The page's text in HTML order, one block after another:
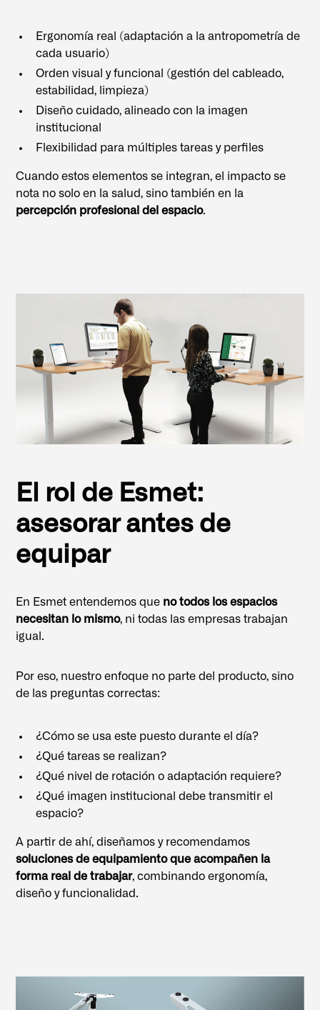
Ergonomía real (adaptación a la antropometría de
cada usuario)
Orden visual y funcional (gestión del cableado,
estabilidad, limpieza)
Diseño cuidado, alineado con la imagen
institucional
Flexibilidad para múltiples tareas y perfiles
Cuando estos elementos se integran, el impacto se
nota no solo en la salud, sino también en la
percepción profesional del espacio.
El rol de Esmet:
asesorar antes de
equipar
En Esmet entendemos que no todos los espacios
necesitan lo mismo, ni todas las empresas trabajan
igual.
Por eso, nuestro enfoque no parte del producto, sino
de las preguntas correctas:
¿Cómo se usa este puesto durante el día?
¿Qué tareas se realizan?
¿Qué nivel de rotación o adaptación requiere?
¿Qué imagen institucional debe transmitir el
espacio?
A partir de ahí, diseñamos y recomendamos
soluciones de equipamiento que acompañen la
forma real de trabajar, combinando ergonomía,
diseño y funcionalidad.